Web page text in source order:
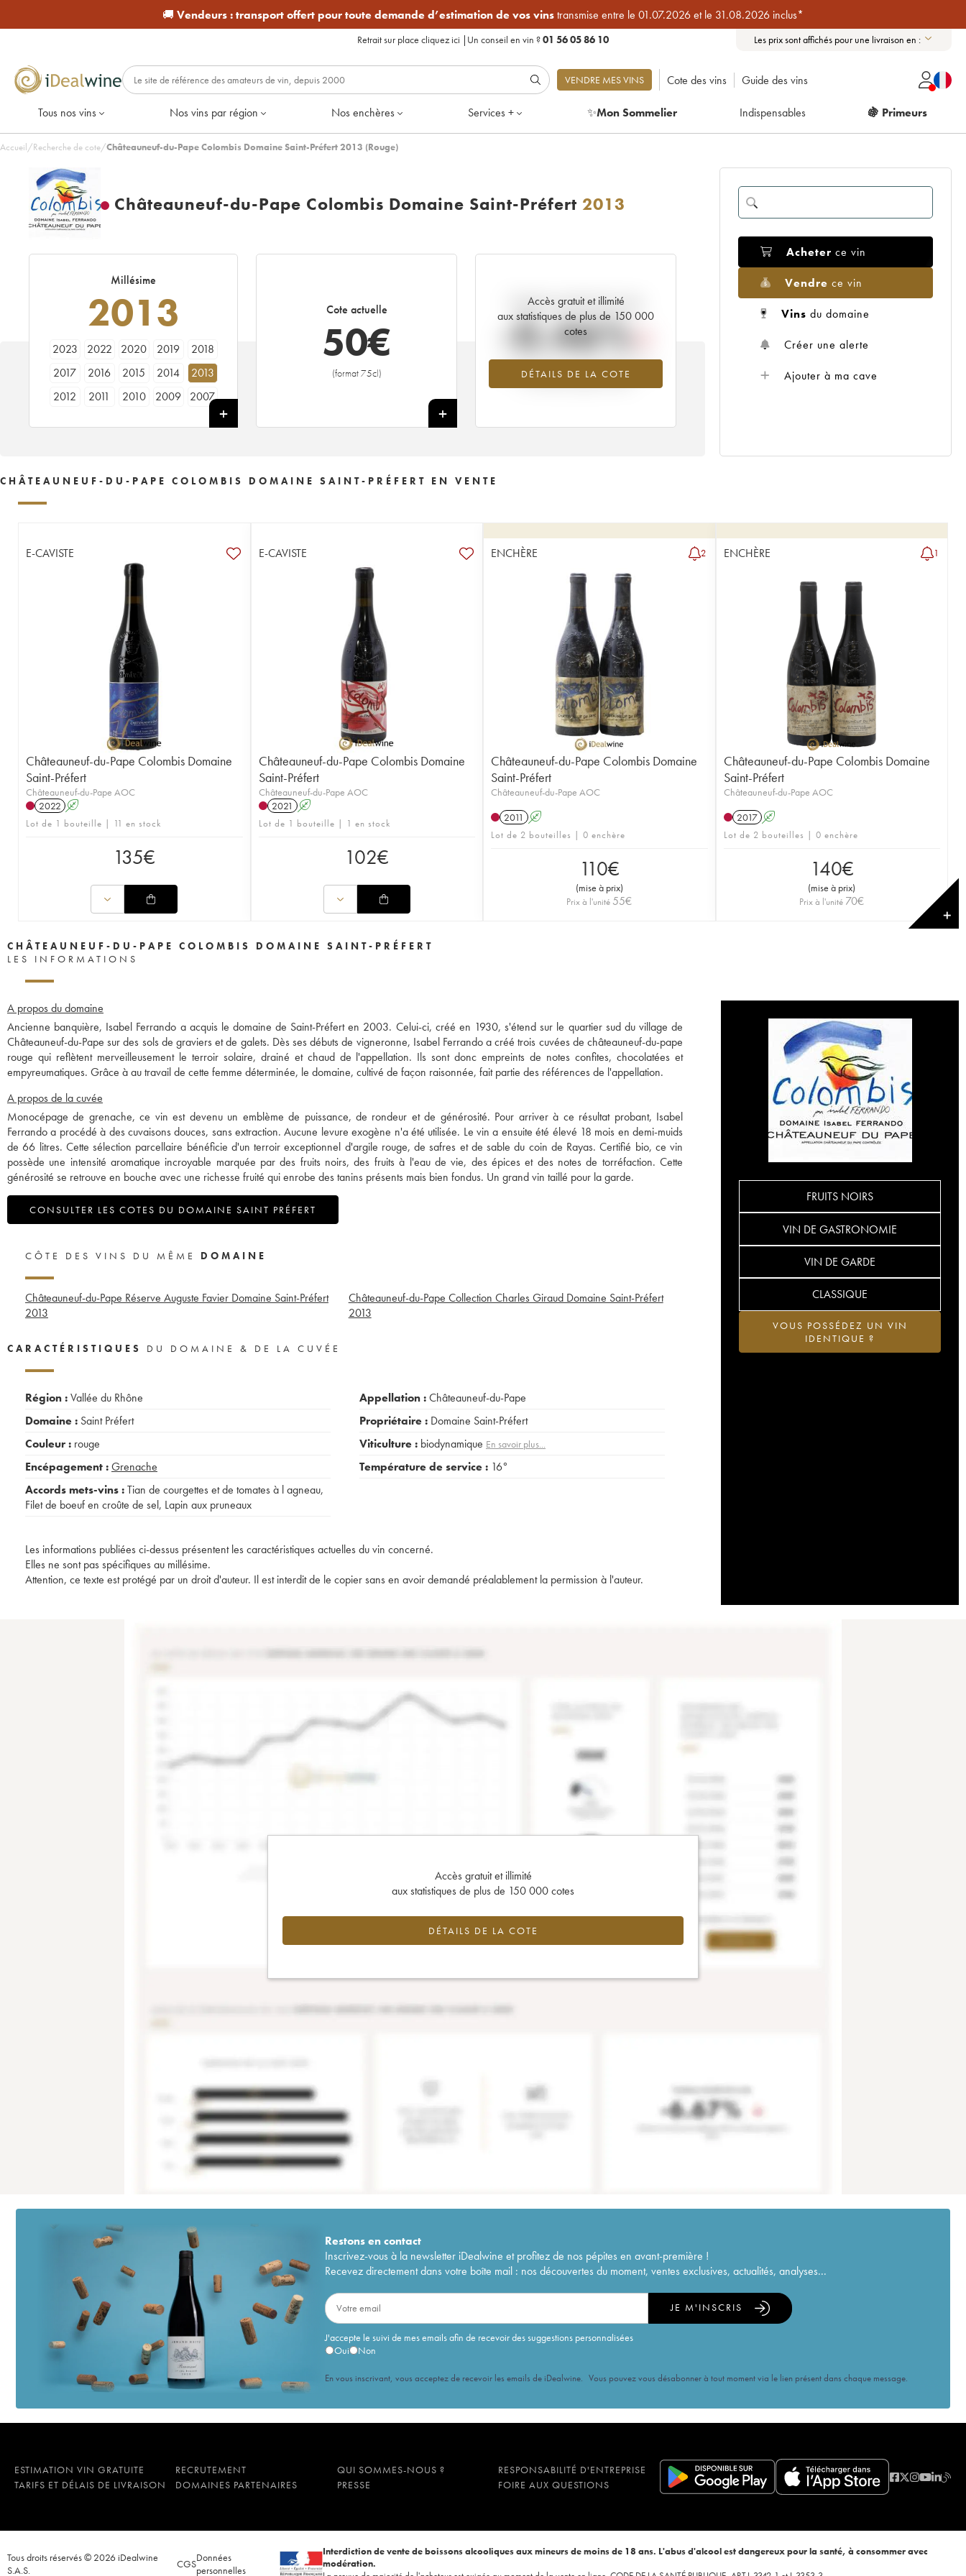
🚚 Vendeurs :transport offert pour toute demande d’estimation de vos vinstransmise entre le 01.07.2026 et le 31.08.2026 inclus*
Retrait sur place cliquez ici | Un conseil en vin ?01 56 05 86 10 Les prix sont affichés pour une livraison en :
VENDRE MES VINS Cote des vins Guide des vins
Tous nos vins Nos vins par région Nos enchères Services + ✨Mon Sommelier Indispensables 🍇 Primeurs
Accueil/Recherche de cote/Châteauneuf-du-Pape Colombis Domaine Saint-Préfert 2013 (Rouge)
Châteauneuf-du-Pape Colombis Domaine Saint-Préfert 2013
Millésime
2013
2023 2022 2020 2019
2018
2017
2016 2015 2014
2013
2012
2011 2010 2009
2007
Cote actuelle
50€
(format 75cl)
+
Accès gratuit et illimité
aux statistiques de plus de 150 000
cotes
DÉTAILS DE LA COTE
Tendance actuelle de la cote
-0.46%
Tendance à la baisse du millésime 2013
en 2026 par rapport à 2025
Acheter ce vin
Vendre ce vin
Vins du domaine
Créer une alerte
Ajouter à ma cave
CHÂTEAUNEUF-DU-PAPE COLOMBIS DOMAINE SAINT-PRÉFERT EN VENTE
E-CAVISTE
Châteauneuf-du-Pape Colombis Domaine
Saint-Préfert
Châteauneuf-du-Pape AOC
2022 A
Lot de 1 bouteille | 11 en stock
135€
E-CAVISTE
Châteauneuf-du-Pape Colombis Domaine
Saint-Préfert
Châteauneuf-du-Pape AOC
2021 A
Lot de 1 bouteille | 1 en stock
102€
ENCHÈRE 2
Châteauneuf-du-Pape Colombis Domaine
Saint-Préfert
Châteauneuf-du-Pape AOC
2011
A
Lot de 2 bouteilles | 0 enchère
110€
(mise à prix)
Prix à l'unité 55€
ENCHÈRE 1
Châteauneuf-du-Pape Colombis Domaine
Saint-Préfert
Châteauneuf-du-Pape AOC
2017 A
Lot de 2 bouteilles | 0 enchère
140€
(mise à prix)
Prix à l'unité 70€
✕
CHÂTEAUNEUF-DU-PAPE COLOMBIS DOMAINE SAINT-PRÉFERT
LES INFORMATIONS
A propos du domaine
Ancienne banquière, Isabel Ferrando a acquis le domaine de Saint-Préfert en 2003. Celui-ci, créé en 1930, s'étend sur le quartier sud du village de
Châteauneuf-du-Pape sur des sols de graviers et de galets. Dès ses débuts de vigneronne, Isabel Ferrando a créé trois cuvées de châteauneuf-du-pape
rouge qui reflètent merveilleusement le terroir solaire, drainé et chaud de l'appellation. Ils sont donc empreints de notes confites, chocolatées et
empyreumatiques. Grâce à au travail de cette femme déterminée, le domaine, cultivé de façon raisonnée, fait partie des références de l'appellation.
A propos de la cuvée
Monocépage de grenache, ce vin est devenu un emblème de puissance, de rondeur et de générosité. Pour arriver à ce résultat probant, Isabel
Ferrando a procédé à des cuvaisons douces, sans extraction. Aucune levure exogène n'a été utilisée. Le vin a ensuite été élevé 18 mois en demi-muids
de 66 litres. Cette sélection parcellaire bénéficie d'un terroir exceptionnel d'argile rouge, de safres et de sable du coin de Rayas. Certifié bio, ce vin
possède une intensité aromatique incroyable marquée par des fruits noirs, des fruits à l'eau de vie, des épices et des notes de torréfaction. Cette
générosité se retrouve en bouche avec une richesse fruité qui enrobe des tanins présents mais bien fondus. Un grand vin taillé pour la garde.
CONSULTER LES COTES DU DOMAINE SAINT PRÉFERT
FRUITS NOIRS
VIN DE GASTRONOMIE
VIN DE GARDE
CLASSIQUE
VOUS POSSÉDEZ UN VIN
IDENTIQUE ?
CÔTE DES VINS DU MÊME DOMAINE
Châteauneuf-du-Pape Réserve Auguste Favier Domaine Saint-Préfert
2013
Châteauneuf-du-Pape Collection Charles Giraud Domaine Saint-Préfert
2013
CARACTÉRISTIQUES DU DOMAINE & DE LA CUVÉE
Région :Vallée du Rhône
Domaine : Saint Préfert
Couleur : rouge
Encépagement :Grenache
Accords mets-vins :Tian de courgettes et de tomates à l agneau,
Filet de boeuf en croûte de sel, Lapin aux pruneaux
Appellation :Châteauneuf-du-Pape
Propriétaire : Domaine Saint-Préfert
Viticulture : biodynamique En savoir plus...
Température de service : 16°
Les informations publiées ci-dessus présentent les caractéristiques actuelles du vin concerné.
Elles ne sont pas spécifiques au millésime.
Attention, ce texte est protégé par un droit d'auteur. Il est interdit de le copier sans en avoir demandé préalablement la permission à l'auteur.
Accès gratuit et illimité
aux statistiques de plus de 150 000 cotes
DÉTAILS DE LA COTE
Restons encontact
Inscrivez-vous à la newsletter iDealwine et profitez de nos pépites en avant-première !
Recevez directement dans votre boîte mail : nos découvertes du moment, ventes exclusives, actualités, analyses...
J'accepte le suivi de mes emails afin de recevoir des suggestions personnalisées
Oui
Non
JE M'INSCRIS
En vous inscrivant, vous acceptez de recevoir les emails de iDealwine. Vous pouvez vous désabonner à tout moment via le lien présent dans chaque message.
ESTIMATION VIN GRATUITE RECRUTEMENT QUI SOMMES-NOUS ?
RESPONSABILITÉ D'ENTREPRISE
TARIFS ET DÉLAIS DE LIVRAISON
DOMAINES PARTENAIRES PRESSE FOIRE AUX QUESTIONS
Tous droits réservés © 2026 iDealwine
S.A.S.
CGSDonnées
personnelles
Interdiction de vente de boissons alcooliques aux mineurs de moins de 18 ans. L'abus d'alcool est dangereux pour la santé, à consommer avec
modération.